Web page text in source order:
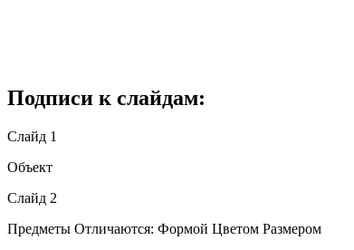
Подписи к слайдам:
Слайд 1
Объект
Слайд 2
Предметы Отличаются: Формой Цветом Размером